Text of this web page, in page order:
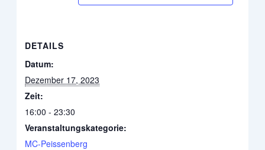
DETAILS
Datum:
Dezember 17, 2023
Zeit:
16:00 - 23:30
Veranstaltungskategorie:
MC-Peissenberg